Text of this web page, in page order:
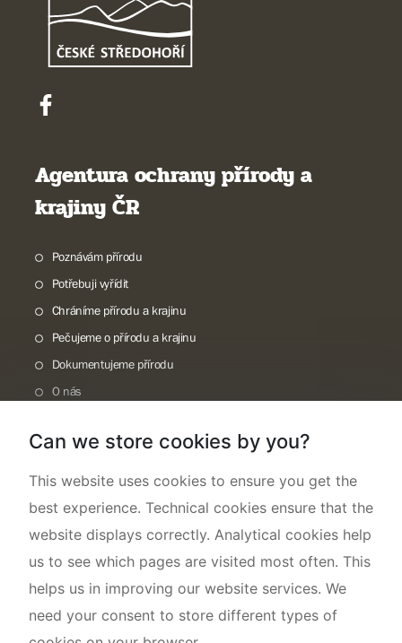
Agentura ochrany přírody a
krajiny ČR
Poznávám přírodu
Potřebuji vyřídit
Chráníme přírodu a krajinu
Pečujeme o přírodu a krajinu
Dokumentujeme přírodu
O nás
Can we store cookies by you?
This website uses cookies to ensure you get the
best experience. Technical cookies ensure that the
website displays correctly. Analytical cookies help
us to see which pages are visited most often. This
helps us in improving our website services. We
need your consent to store different types of